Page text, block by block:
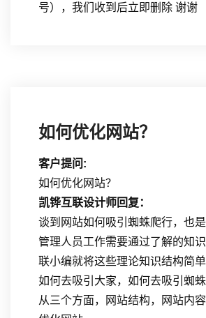
号），我们收到后立即删除 谢谢
如何优化网站？
客户提问:
如何优化网站？
凯铧互联设计师回复：
谈到网站如何吸引蜘蛛爬行，也
管理人员工作需要通过了解的知
联小编就将这些理论知识结构简单
如何去吸引大家，如何去吸引蜘蛛
从三个方面，网站结构，网站内